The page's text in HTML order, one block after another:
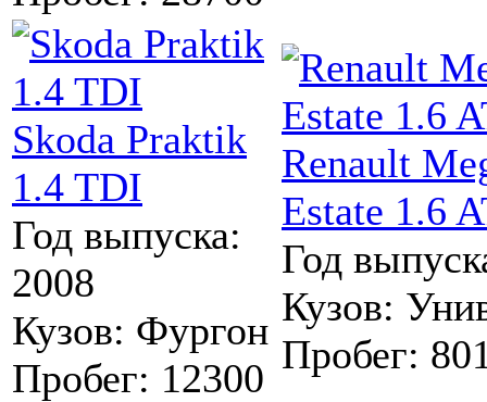
Skoda Praktik
1.4 TDI
Год выпуска:
2008
Кузов: Фургон
Пробег: 12300
Renault
Estate 1.6
Год
Кузов:
Пробег: